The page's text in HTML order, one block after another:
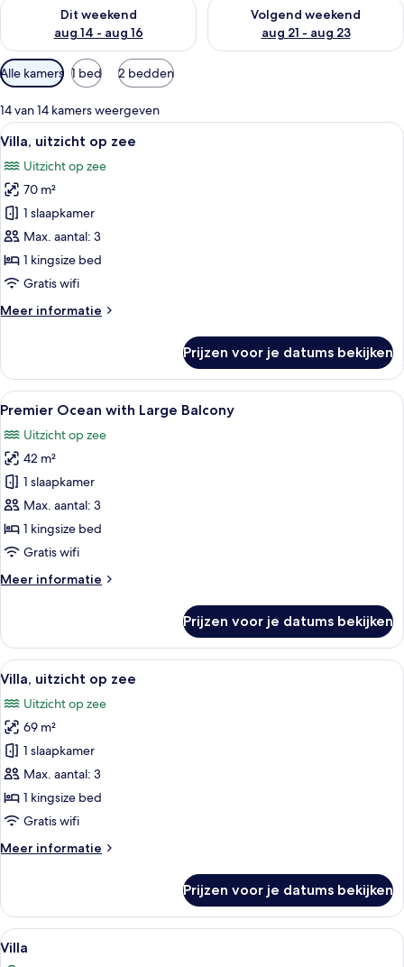
Dit weekend
aug 14 - aug 16
De beschikbaarheid controleren voor dit weekend aug 14 -
Volgend weekend
aug 21 - aug 23
De beschikbaarheid
Beschikbare
filters
voor
kamers
Alle kamers 1 bed 2 bedden
14 van 14 kamers weergeven
Alle
foto's
voor
Villa,
uitzicht
op
zee
laden
Een moderne hotelkamer met een
10
Villa, uitzicht op zee
Uitzicht op zee
70 m²
1 slaapkamer
Max. aantal: 3
1 kingsize bed
Gratis wifi
Meer informatie
Meer
uitzicht
op
zee
Prijzen voor je datums bekijken
Alle
foto's
voor
Premier
Ocean
with
Large
Balcony
Een hotelkamer met een groot bed,
10
Premier Ocean with Large Balcony
Uitzicht op zee
42 m²
1 slaapkamer
Max. aantal: 3
1 kingsize bed
Gratis wifi
Meer informatie
Meer
Ocean
with
Large
Prijzen voor je datums bekijken
Alle
foto's
voor
Villa,
uitzicht
op
zee
laden
Een hotelkamer met een groot bed,
6
Villa, uitzicht op zee
Uitzicht op zee
69 m²
1 slaapkamer
Max. aantal: 3
1 kingsize bed
Gratis wifi
Meer informatie
Meer
uitzicht
op
zee
Prijzen voor je datums bekijken
Alle
foto's
Een slaapkamer met een groot bed,
7
Villa